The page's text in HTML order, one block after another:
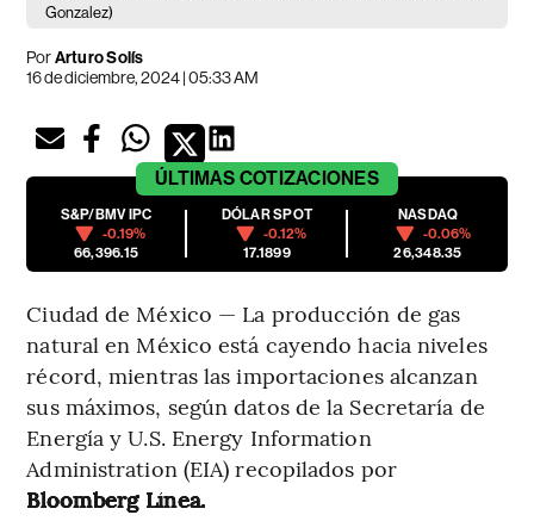
Gonzalez)
PorArturo Solís
16 de diciembre, 2024 | 05:33 AM
ÚLTIMAS COTIZACIONES
S&P/BMV IPC
-0.19%
66,396.15
DÓLAR SPOT
-0.12%
17.1899
NASDAQ
-0.06%
26,348.35
Ciudad de México — La producción de gas
natural en México está cayendo hacia niveles
récord, mientras las importaciones alcanzan
sus máximos, según datos de la Secretaría de
Energía y U.S. Energy Information
Administration (EIA) recopilados por
Bloomberg Línea.